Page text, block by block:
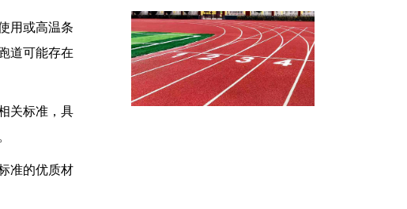
用或高温条
道可能存在
关标准，具
准的优质材